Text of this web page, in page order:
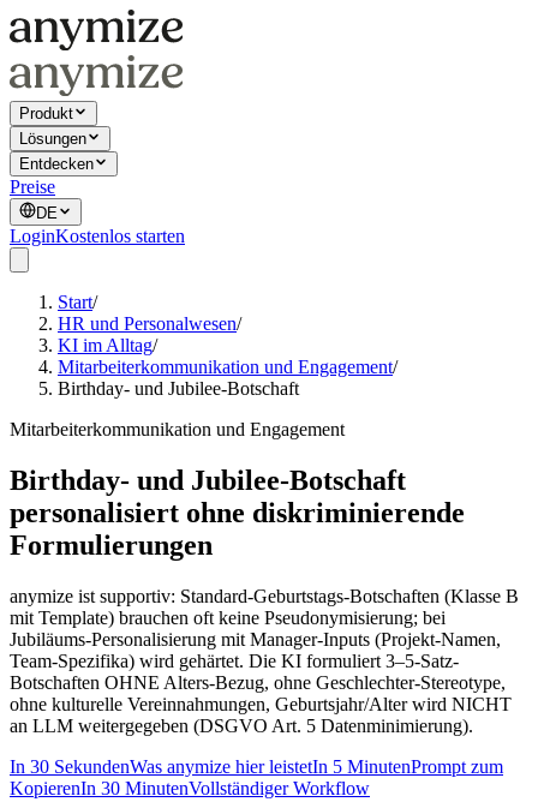
Produkt
Lösungen
Entdecken
Preise
DE
LoginKostenlos starten
Start/
HR und Personalwesen/
KI im Alltag/
Mitarbeiterkommunikation und Engagement/
Birthday- und Jubilee-Botschaft
Mitarbeiterkommunikation und Engagement
Birthday- und Jubilee-Botschaft
personalisiert ohne diskriminierende
Formulierungen
anymize ist supportiv: Standard-Geburtstags-Botschaften (Klasse B
mit Template) brauchen oft keine Pseudonymisierung; bei
Jubiläums-Personalisierung mit Manager-Inputs (Projekt-Namen,
Team-Spezifika) wird gehärtet. Die KI formuliert 3–5-Satz-
Botschaften OHNE Alters-Bezug, ohne Geschlechter-Stereotype,
ohne kulturelle Vereinnahmungen, Geburtsjahr/Alter wird NICHT
an LLM weitergegeben (DSGVO Art. 5 Datenminimierung).
In 30 SekundenWas anymize hier leistetIn 5 MinutenPrompt zum
KopierenIn 30 MinutenVollständiger Workflow